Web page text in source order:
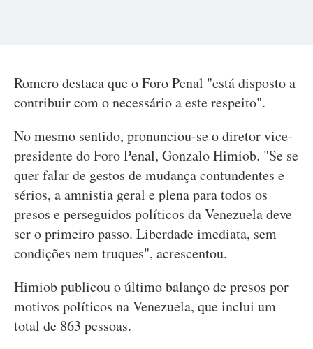
Romero destaca que o Foro Penal "está disposto a
contribuir com o necessário a este respeito".
No mesmo sentido, pronunciou-se o diretor vice-
presidente do Foro Penal, Gonzalo Himiob. "Se se
quer falar de gestos de mudança contundentes e
sérios, a amnistia geral e plena para todos os
presos e perseguidos políticos da Venezuela deve
ser o primeiro passo. Liberdade imediata, sem
condições nem truques", acrescentou.
Himiob publicou o último balanço de presos por
motivos políticos na Venezuela, que inclui um
total de 863 pessoas.